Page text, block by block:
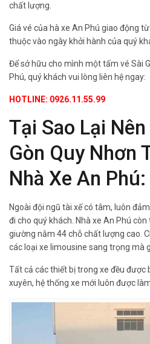
chất lượng.
Giá vé của hà xe An Phú giao động
thuộc vào ngày khởi hành của quý
Để sở hữu cho mình một tấm vé Sài
Phú, quý khách vui lòng liên hệ ngay:
HOTLINE: 0926.11.55.99
Tại Sao Lại
Gòn Quy Nhơn
Nhà Xe An Phú:
Ngoài đội ngũ tài xế có tâm, luôn
đi cho quý khách. Nhà xe An Phú
giường nằm 44 chỗ chất lượng cao.
các loại xe limousine sang trọng mà
Tất cả các thiết bị trong xe đều được
xuyên, hệ thống xe mới luôn được